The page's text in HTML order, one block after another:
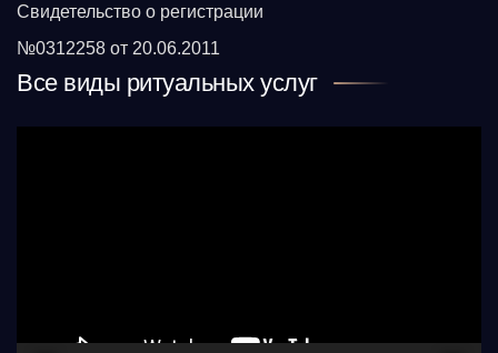
Свидетельство о регистрации
№0312258 от 20.06.2011
Все виды ритуальных услуг